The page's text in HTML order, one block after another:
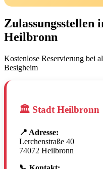
Zulassungsstellen
Heilbronn
Kostenlose Reservierung bei
Besigheim
🏛️ Stadt Heilbronn
📍 Adresse:
Lerchenstraße 40
74072 Heilbronn